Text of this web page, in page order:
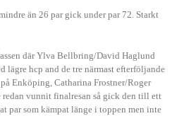
än 26 par gick under par 72. Starkt
där Ylva Bellbring/David Haglund
lägre hcp and de tre närmast efterföljande
Enköping, Catharina Frostner/Roger
redan vunnit finalresan så gick den till ett
par som kämpat länge i toppen men inte